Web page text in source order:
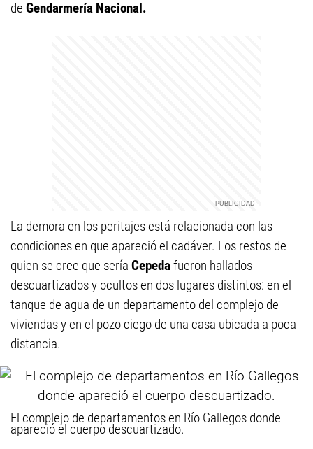
de Gendarmería Nacional.
La demora en los peritajes está relacionada con las
condiciones en que apareció el cadáver. Los restos de
quien se cree que sería Cepedafueron hallados
descuartizados y ocultos en dos lugares distintos: en el
tanque de agua de un departamento del complejo de
viviendas y en el pozo ciego de una casa ubicada a poca
distancia.
El complejo de departamentos en Río Gallegos donde
apareció el cuerpo descuartizado.